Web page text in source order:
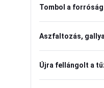
Tombol a forróság
Aszfaltozás,
Újra fellángolt a